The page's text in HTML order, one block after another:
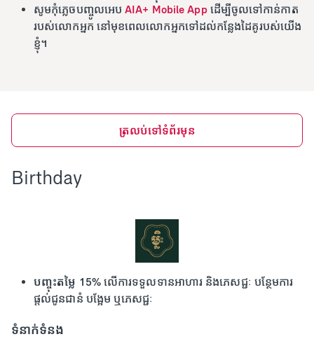
សូមកុំភ្លេចបញ្ចូលអេបAIA+ Mobile Appដើម្បីចូលទៅកាន់កាត
របស់លោកអ្នក នៅមុខពេលលោកអ្នកទៅដល់កន្លែងដៃគូរបស់យើង
ខ្ញុំ។
ត្រលប់ទៅទំព័រមុន
Birthday
បញ្ចុះតម្លៃ 15%លើការទទួលទានអាហារ និងភេសជ្ជៈ បន្ថែមការ
ផ្តល់ជូនជានំ បង្អែម ឬភេសជ្ជៈ
ទំនាក់ទំនង